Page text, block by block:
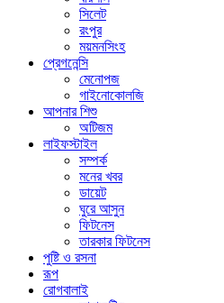
সিলেট
রংপুর
ময়মনসিংহ
প্রেগনেন্সি
মেনোপজ
গাইনোকোলজি
আপনার শিশু
অটিজম
লাইফস্টাইল
সম্পর্ক
মনের খবর
ডায়েট
ঘুরে আসুন
ফিটনেস
তারকার ফিটনেস
পুষ্টি ও রসনা
রূপ
রোগবালাই